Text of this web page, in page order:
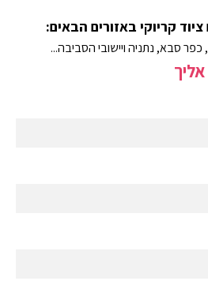
קריוקי באזורים הבאים:
סבא, נתניה ויישובי הסביבה...